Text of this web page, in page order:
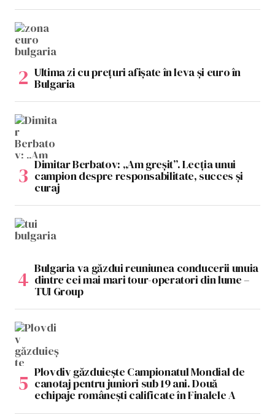
Ultima zi cu prețuri afișate în leva și euro în
Bulgaria
Dimitar Berbatov: „Am greșit”. Lecția unui
campion despre responsabilitate, succes și
curaj
Bulgaria va găzdui reuniunea conducerii unuia
dintre cei mai mari tour-operatori din lume –
TUI Group
Plovdiv găzduiește Campionatul Mondial de
canotaj pentru juniori sub 19 ani. Două
echipaje românești calificate în Finalele A